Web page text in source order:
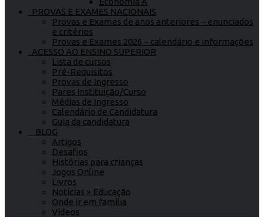
PROVAS E EXAMES NACIONAIS
Provas e Exames de anos anteriores – enunciados
e critérios
Provas e Exames 2026 – calendário e informações
ACESSO AO ENSINO SUPERIOR
Lista de cursos
Pré-Requisitos
Provas de Ingresso
Pares Instituição/Curso
Médias de Ingresso
Calendário de Candidatura
Guia da candidatura
BLOG
Artigos
Desafios
Histórias para crianças
Jogos Online
Livros
Notícias » Educação
Onde ir em família
Vídeos